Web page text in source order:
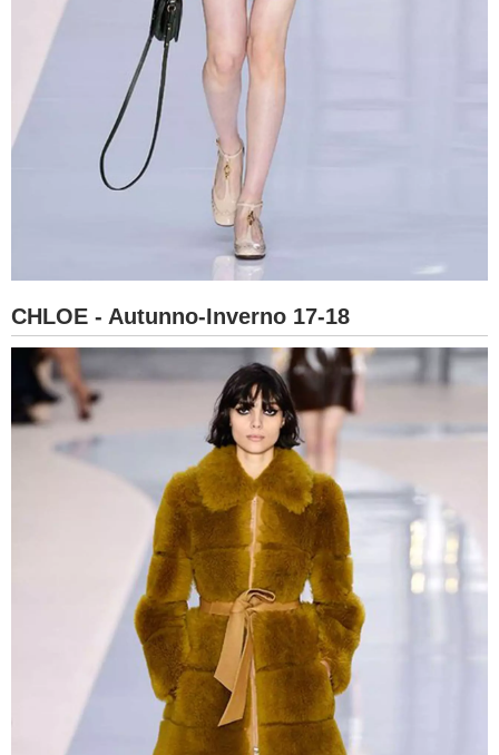
CHLOE - Autunno-Inverno 17-18